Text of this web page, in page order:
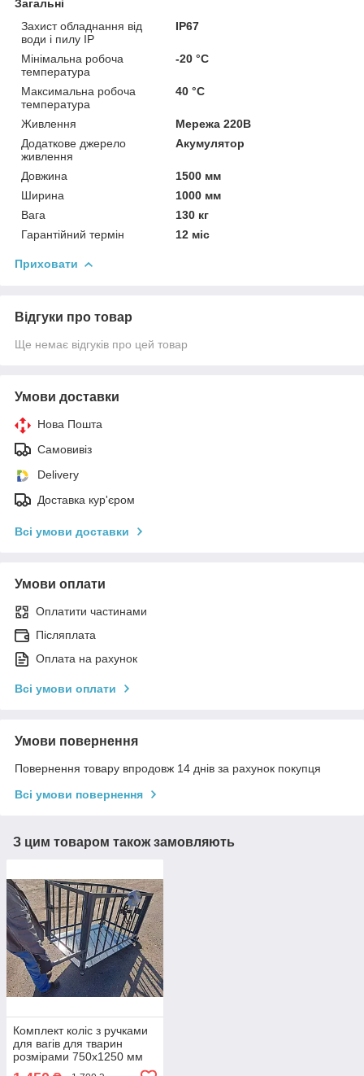
Загальні
Захист обладнання від
води і пилу IP
IP67
Мінімальна робоча
температура
-20 °С
Максимальна робоча
температура
40 °С
Живлення
Мережа 220В
Додаткове джерело
живлення
Акумулятор
Довжина
1500 мм
Ширина
1000 мм
Вага
130 кг
Гарантійний термін
12 міс
Приховати
Відгуки про товар
Ще немає відгуків про цей товар
Умови доставки
Нова Пошта
Самовивіз
Delivery
Доставка кур'єром
Всі умови доставки
Умови оплати
Оплатити частинами
Післяплата
Оплата на рахунок
Всі умови оплати
Умови повернення
Повернення товару впродовж 14 днів за рахунок покупця
Всі умови повернення
З цим товаром також замовляють
Комплект коліс з ручками
для вагів для тварин
розмірами 750х1250 мм